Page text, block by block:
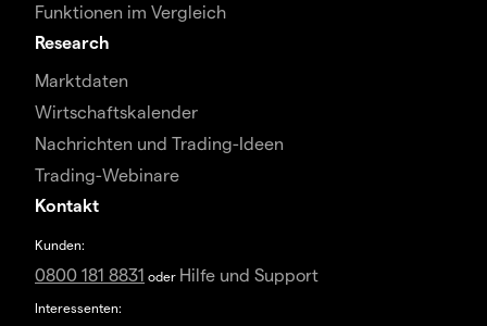
Funktionen im Vergleich
Research
Marktdaten
Wirtschaftskalender
Nachrichten und Trading-Ideen
Trading-Webinare
Kontakt
Kunden:
0800 181 8831 oder Hilfe und Support
Interessenten: